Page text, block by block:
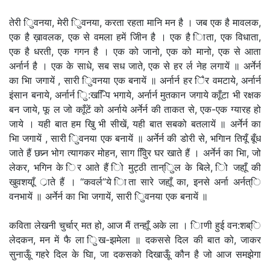
तेरी िुवनया, मेरी िुवनया, करता रहता मानि मन है । जब एक है मावलक,
एक है ख़ावलक, एक से वमला हमें जीिन है । एक है िाता, एक विधाता,
एक है धरती, एक गगन है । एक को जानो, एक को मानो, एक से आता
अर्नार्न है । एक के साधे, सब सध जाते, एक से हर र्ल नेह लगायें ॥ अर्नेर्न
का भाि जगायें , सारी िुवनया एक बनायें ॥ अर्नार्न हर िैर वमटाये, अर्नार्न
इंसान बनाये, अर्नार्न िु:ख-ििप भगाये, अर्नार्न मुतकान जगाये काूँटा भी रक्षक
बन जाये, फू ल जो काूँटें को अर्नाये अर्नेर्न की ताकत से, एक-एक ग्यारह हो
जाये । यही बात हम खुि भी सीखें, यही बात सबको बतलायें ॥ अर्नेर्न का
भाि जगायें , सारी िुवनया एक बनायें ॥ अर्नेर्न की डोरी से, भगिान तियूँ बूँध
जाते हैं छप्र्न भोग त्यागकर मोहन, साग वििुर घर खाते हैं । अर्नेर्न का भाि, जो
लेकर, भगिन के िर आते हैं िो मुट्ठी तान्िुल के बिले, िो जहाूँ की
खुवशयाूँ र्ाते हैं । “कवर्ल”ये िाता सारे जहाूँ का, इनसे अर्ना अर्नत्ि
वनभायें ॥ अर्नेर्न का भाि जगायें, सारी िुवनया एक बनायें ॥
कविता लेखनी चुर्चार् मत हो, आज मैं तन्हाूँ अके ला । िाणी हुई वन:शब्ि
लेदकन, मन में फै ला िुख-झमेला ॥ दकससे दिल की बात को, जाकर
सुनाऊूँ गहरे दिल के घाि, जा दकसको दिखाऊूँ कौन है जो आज समझेगा